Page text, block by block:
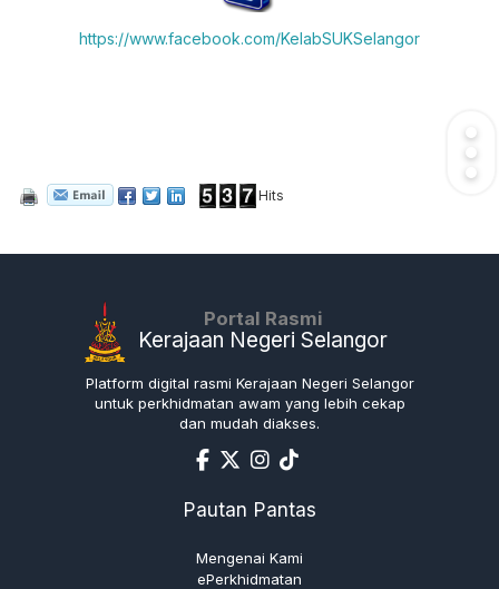
https://www.facebook.com/KelabSUKSelangor
Hits
Portal Rasmi
Kerajaan Negeri Selangor
Platform digital rasmi Kerajaan Negeri Selangor
untuk perkhidmatan awam yang lebih cekap
dan mudah diakses.
Pautan Pantas
Mengenai Kami
ePerkhidmatan